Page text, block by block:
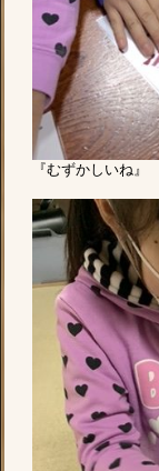
『むずかしいね』